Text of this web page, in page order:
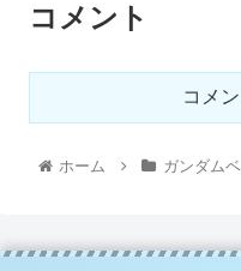
コメント
コメ
ホーム ガンダム